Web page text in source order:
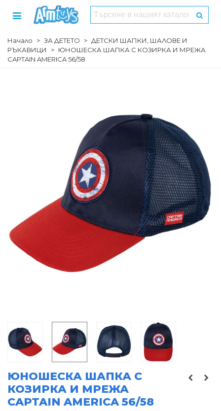
Начало > ЗА ДЕТЕТО > ДЕТСКИ ШАПКИ, ШАЛОВЕ И
РЪКАВИЦИ
> ЮНОШЕСКА ШАПКА С КОЗИРКА И МРЕЖА
CAPTAIN AMERICA 56/58
ЮНОШЕСКА ШАПКА С
КОЗИРКА И МРЕЖА
CAPTAIN AMERICA 56/58